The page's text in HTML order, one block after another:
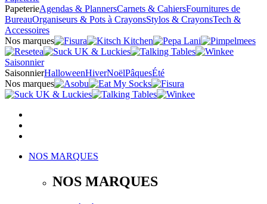
PapeterieAgendas & PlannersCarnets & CahiersFournitures de
BureauOrganiseurs & Pots à CrayonsStylos & CrayonsTech &
Accessoires
Nos marques
Saisonnier
SaisonnierHalloweenHiverNoëlPâquesÉté
Nos marques
NOS MARQUES
NOS MARQUES